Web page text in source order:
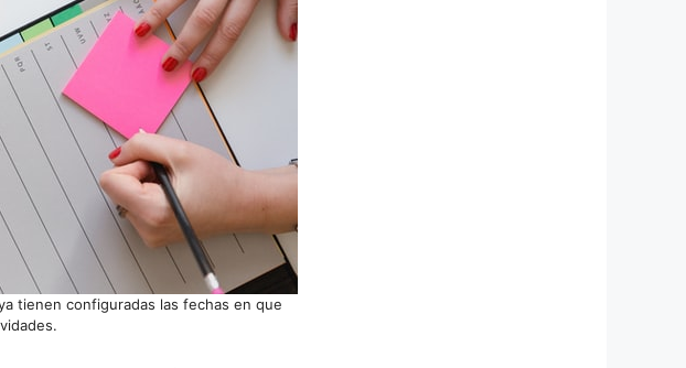
tienen configuradas las fechas en que